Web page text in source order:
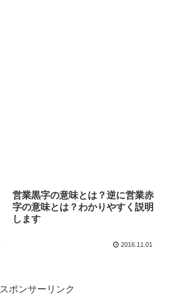
営業黒字の意味とは？逆に営業赤
字の意味とは？わかりやすく説明
します
2016.11.01
スポンサーリンク